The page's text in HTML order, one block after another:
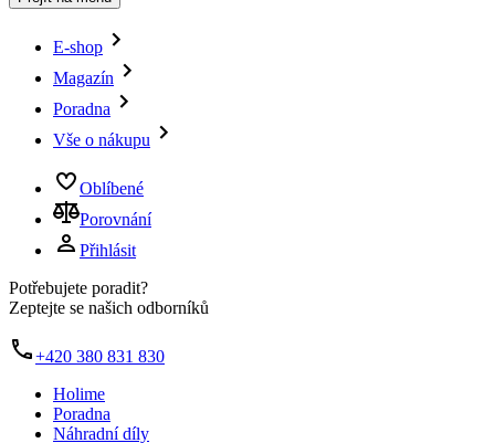
E-shop
Magazín
Poradna
Vše o nákupu
Oblíbené
Porovnání
Přihlásit
Potřebujete poradit?
Zeptejte se našich odborníků
+420 380 831 830
Holime
Poradna
Náhradní díly